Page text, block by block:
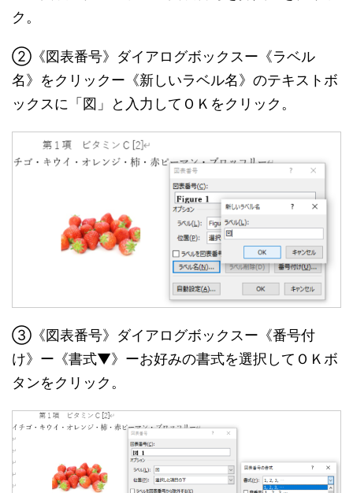
ク。
②《図表番号》ダイアログボックスー《ラベル
名》をクリックー《新しいラベル名》のテキストボ
ックスに「図」と入力してＯＫをクリック。
③《図表番号》ダイアログボックスー《番号付
け》ー《書式▼》ーお好みの書式を選択してＯＫボ
タンをクリック。